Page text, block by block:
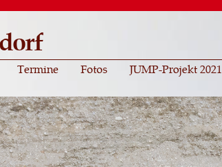
Direkt
Termine Fotos JUMP-Projekt 2021